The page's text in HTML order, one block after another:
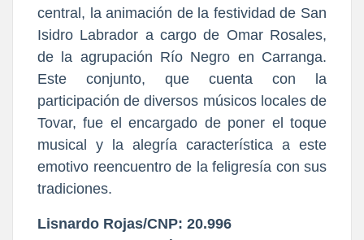
central, la animación de la festividad de San
Isidro Labrador a cargo de Omar Rosales,
de la agrupación Río Negro en Carranga.
Este conjunto, que cuenta con la
participación de diversos músicos locales de
Tovar, fue el encargado de poner el toque
musical y la alegría característica a este
emotivo reencuentro de la feligresía con sus
tradiciones.
Lisnardo Rojas/CNP: 20.996